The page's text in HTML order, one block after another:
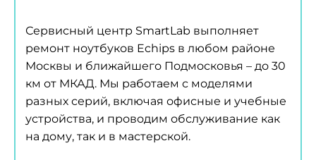
Сервисный центр SmartLab выполняет
ремонт ноутбуков Echips в любом районе
Москвы и ближайшего Подмосковья – до 30
км от МКАД. Мы работаем с моделями
разных серий, включая офисные и учебные
устройства, и проводим обслуживание как
на дому, так и в мастерской.